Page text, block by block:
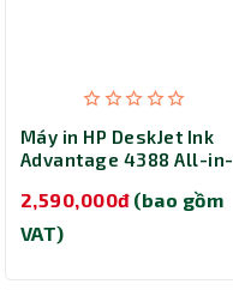
Máy in HP DeskJet Ink
Advantage 4388 All-in-
màu đa năng
2,590,000đ (bao gồm
VAT)